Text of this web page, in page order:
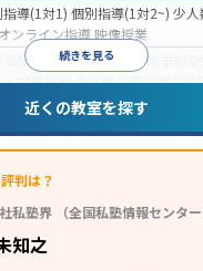
続きを見る
導(1対1) 個別指導(1対2~) 少人
オンライン指導 映像授業
受験 高校受験大学受験 医学部受験
ト対策内申点対策学習習慣の定
対策 推薦入試対策学校別特化
貫校生に対応
度あり
授業の振替可能学習に
利用 オンライン対応
みの受講可
近くの教室を探す
判は？
私塾界 （全国私塾情報センタ
知之